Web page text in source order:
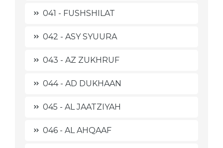
041 - FUSHSHILAT
042 - ASY SYUURA
043 - AZ ZUKHRUF
044 - AD DUKHAAN
045 - AL JAATZIYAH
046 - AL AHQAAF